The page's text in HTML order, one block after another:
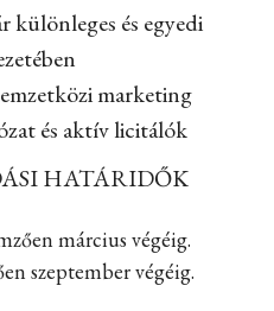
különleges és egyedi
marketing
és aktív licitálók
HATÁRIDŐK
március végéig.
szeptember végéig.